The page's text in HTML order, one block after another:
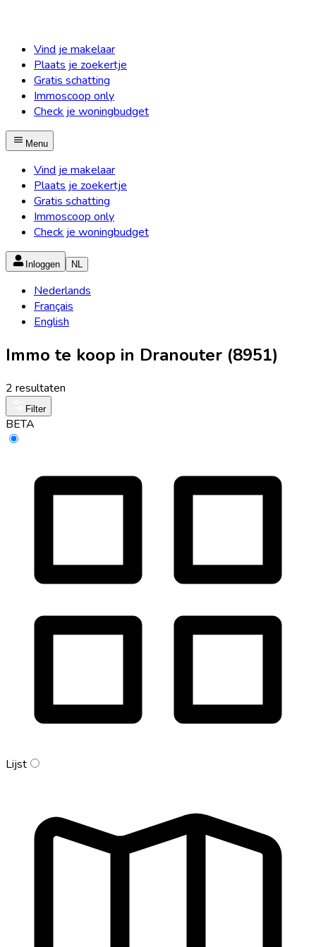
Vind je makelaar
Plaats je zoekertje
Gratis schatting
Immoscoop only
Check je woningbudget
Menu
Vind je makelaar
Plaats je zoekertje
Gratis schatting
Immoscoop only
Check je woningbudget
Inloggen NL
Nederlands
Français
English
Immo te koop in Dranouter (8951)
2 resultaten
Filter
BETA
Lijst